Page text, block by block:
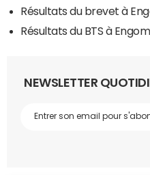
Résultats du brevet à
Résultats du BTS à
NEWSLETTER